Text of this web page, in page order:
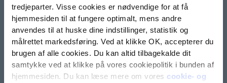
tredjeparter. Visse cookies er nødvendige for at få
hjemmesiden til at fungere optimalt, mens andre
anvendes til at huske dine indstillinger, statistik og
målrettet markedsføring. Ved at klikke OK, accepterer du
brugen af alle cookies. Du kan altid tilbagekalde dit
samtykke ved at klikke på vores cookiepolitik i bunden af
hjemmesiden. Du kan læse mere om vores cookie- og